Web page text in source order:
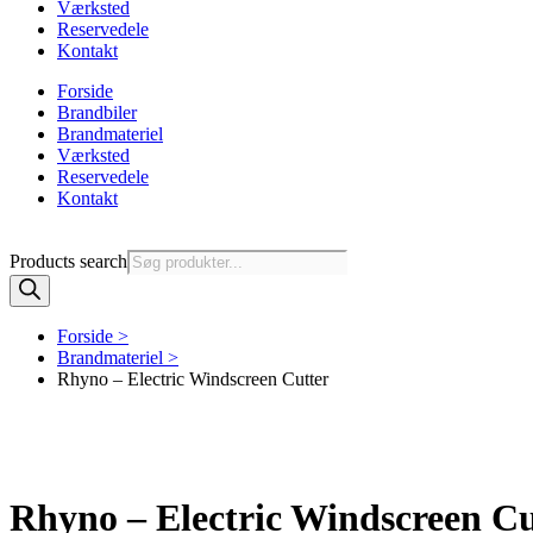
Værksted
Reservedele
Kontakt
Forside
Brandbiler
Brandmateriel
Værksted
Reservedele
Kontakt
Products search
Forside >
Brandmateriel >
Rhyno – Electric Windscreen Cutter
Rhyno – Electric Windscreen